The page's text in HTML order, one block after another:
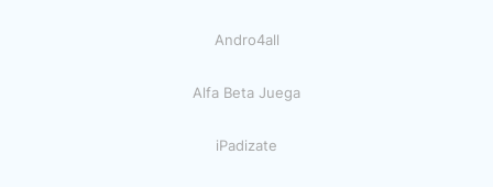
Andro4all
Alfa Beta Juega
iPadizate